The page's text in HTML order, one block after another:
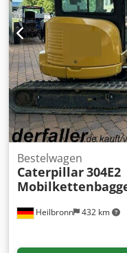
Heilbronn 432 km
Bestelwagen
Caterpillar304E2